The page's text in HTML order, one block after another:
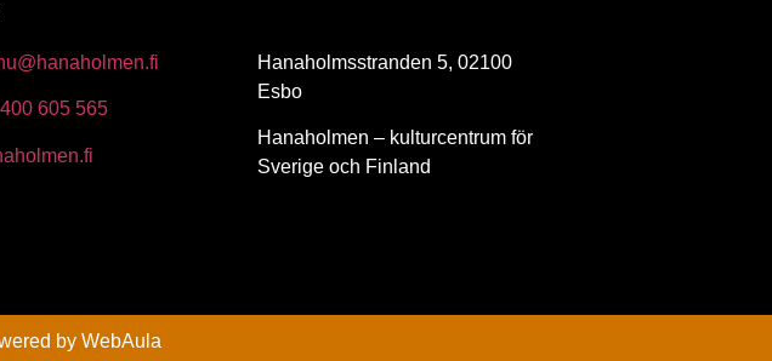
605 565
Hanaholmsstranden 5, 02100
Esbo
Hanaholmen – kulturcentrum för
Sverige och Finland
by WebAula